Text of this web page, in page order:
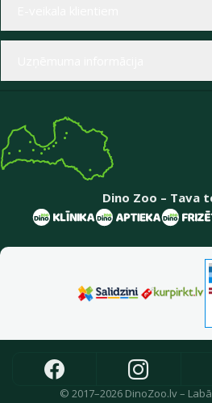
Dino Zoo – Tava
© 2017–2026 DinoZoo.lv –